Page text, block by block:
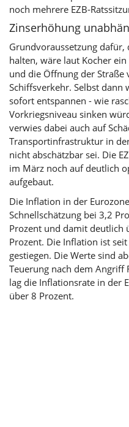
noch mehrere EZB-
Zinserhöhung
Grundvoraussetzung
halten, wäre laut Kocher
und die Öffnung der
Schiffsverkehr. Selbst dann
sofort entspannen - wie
Vorkriegsniveau sinken
verwies dabei auch auf
Transportinfrastruktur in
nicht abschätzbar sei. Die
im März noch auf deutlich
aufgebaut.
Die Inflation in der
Schnellschätzung bei 3,2
Prozent und damit deutlich
Prozent. Die Inflation ist
gestiegen. Die Werte sind
Teuerung nach dem Angriff
lag die Inflationsrate in der
über 8 Prozent.